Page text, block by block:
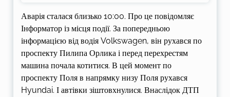
Аварія сталася близько 10:00. Про це повідомляє
Інформатор із місця події. За попередньою
інформацією від водія Volkswagen, він рухався по
проспекту Пилипа Орлика і перед перехрестям
машина почала котитися. В цей момент по
проспекту Поля в напрямку низу Поля рухався
Hyundai. І автівки зіштовхнулися. Внаслідок ДТП